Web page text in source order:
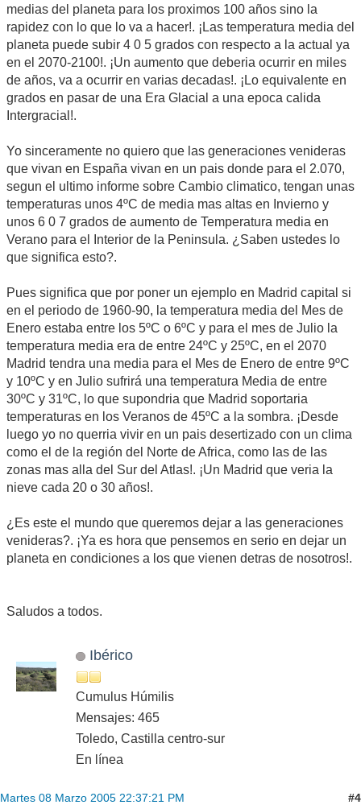
medias del planeta para los proximos 100 años sino la
rapidez con lo que lo va a hacer!. ¡Las temperatura media del
planeta puede subir 4 0 5 grados con respecto a la actual ya
en el 2070-2100!. ¡Un aumento que deberia ocurrir en miles
de años, va a ocurrir en varias decadas!. ¡Lo equivalente en
grados en pasar de una Era Glacial a una epoca calida
Intergracial!.
Yo sinceramente no quiero que las generaciones venideras
que vivan en España vivan en un pais donde para el 2.070,
segun el ultimo informe sobre Cambio climatico, tengan unas
temperaturas unos 4ºC de media mas altas en Invierno y
unos 6 0 7 grados de aumento de Temperatura media en
Verano para el Interior de la Peninsula. ¿Saben ustedes lo
que significa esto?.
Pues significa que por poner un ejemplo en Madrid capital si
en el periodo de 1960-90, la temperatura media del Mes de
Enero estaba entre los 5ºC o 6ºC y para el mes de Julio la
temperatura media era de entre 24ºC y 25ºC, en el 2070
Madrid tendra una media para el Mes de Enero de entre 9ºC
y 10ºC y en Julio sufrirá una temperatura Media de entre
30ºC y 31ºC, lo que supondria que Madrid soportaria
temperaturas en los Veranos de 45ºC a la sombra. ¡Desde
luego yo no querria vivir en un pais desertizado con un clima
como el de la región del Norte de Africa, como las de las
zonas mas alla del Sur del Atlas!. ¡Un Madrid que veria la
nieve cada 20 o 30 años!.
¿Es este el mundo que queremos dejar a las generaciones
venideras?. ¡Ya es hora que pensemos en serio en dejar un
planeta en condiciones a los que vienen detras de nosotros!.
Saludos a todos.
Ibérico
Cumulus Húmilis
Mensajes: 465
Toledo, Castilla centro-sur
En línea
Martes 08 Marzo 2005 22:37:21 PM #4